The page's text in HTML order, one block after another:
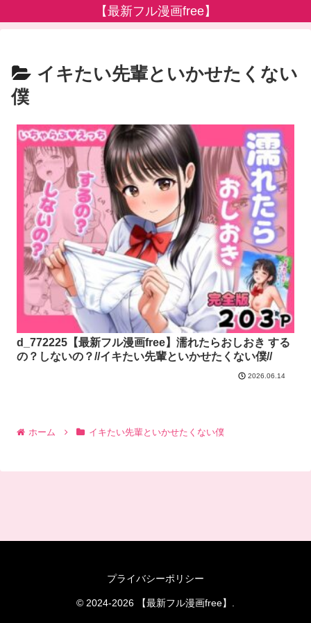
【最新フル漫画free】
イキたい先輩といかせたくない
僕
d_772225【最新フル漫画free】濡れたらおしおき する
の？しないの？//イキたい先輩といかせたくない僕//
2026.06.14
ホーム イキたい先輩といかせたくない僕
プライバシーポリシー
© 2024-2026 【最新フル漫画free】.